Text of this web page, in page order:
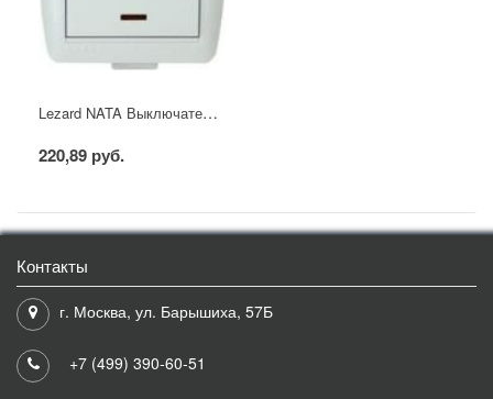
Lezard NATA Выключатель 1 кл. с подс. белый
220,89 руб.
Контакты
г. Москва, ул. Барышиха, 57Б
+7 (499) 390-60-51